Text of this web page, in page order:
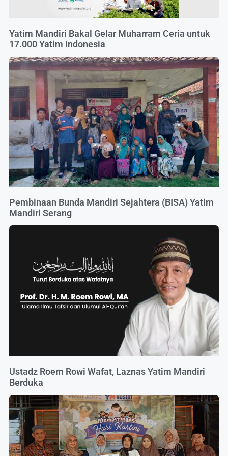
Yatim Mandiri Bakal Gelar Muharram Ceria untuk
17.000 Yatim Indonesia
Pembinaan Bunda Mandiri Sejahtera (BISA) Yatim
Mandiri Serang
Ustadz Roem Rowi Wafat, Laznas Yatim Mandiri
Berduka